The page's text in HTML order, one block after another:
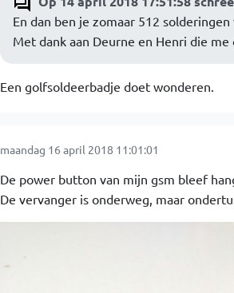
En dan ben je zomaar 512
Met dank aan Deurne en Henri die
Een golfsoldeerbadje doet wonderen.
maandag 16 april 2018 11:01:01
De power button van mijn gsm bleef
De vervanger is onderweg, maar